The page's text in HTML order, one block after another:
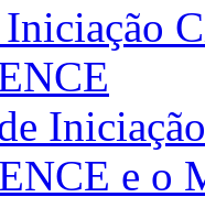
Iniciação
e o